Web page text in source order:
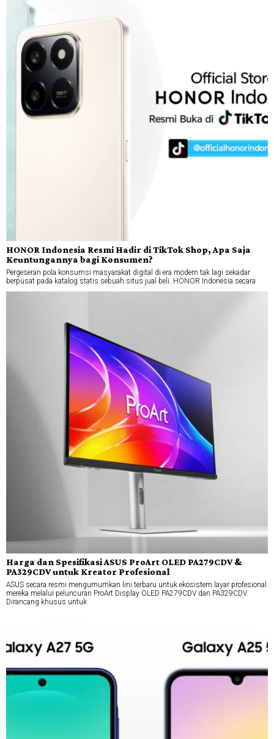
HONOR Indonesia Resmi Hadir di TikTok Shop, Apa Saja
Keuntungannya bagi Konsumen?
Pergeseran pola konsumsi masyarakat digital di era modern tak lagi sekadar
berpusat pada katalog statis sebuah situs jual beli. HONOR Indonesia secara
Harga dan Spesifikasi ASUS ProArt OLED PA279CDV &
PA329CDV untuk Kreator Profesional
ASUS secara resmi mengumumkan lini terbaru untuk ekosistem layar profesional
mereka melalui peluncuran ProArt Display OLED PA279CDV dan PA329CDV.
Dirancang khusus untuk